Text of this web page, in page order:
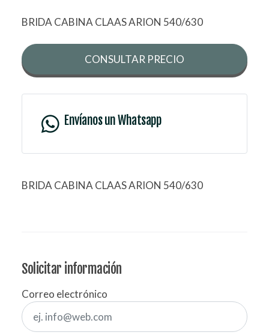
BRIDA CABINA CLAAS ARION 540/630
CONSULTAR PRECIO
Envíanos un Whatsapp
BRIDA CABINA CLAAS ARION 540/630
Solicitar información
Correo electrónico